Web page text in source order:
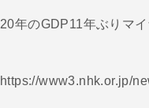
20年のGDP11年ぶりマ
https://www3.nhk.or.jp/